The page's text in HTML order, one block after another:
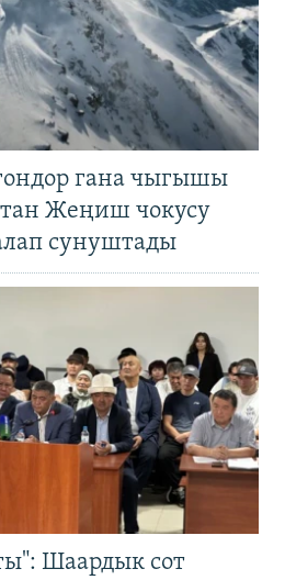
гана чыгышы
Жеңиш чокусу
сунуштады
Шаардык сот